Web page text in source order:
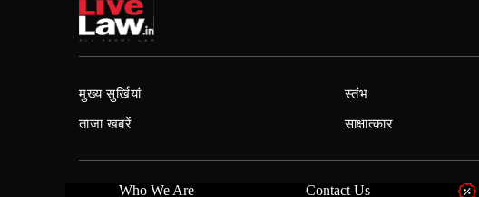
मुख्य सुर्खियां
ताजा खबरें
स्तंभ
साक्षात्कार
Who We Are Contact Us